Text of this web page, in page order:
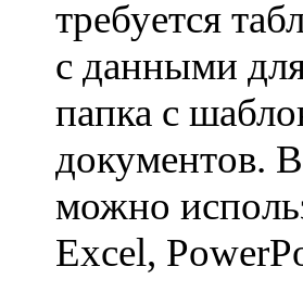
требуется
с данными
папка с
документов.
можно
Excel,